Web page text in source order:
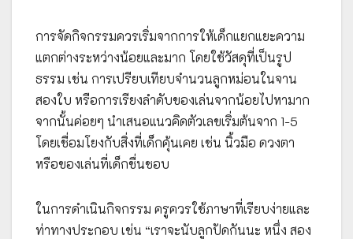
การจัดกิจกรรมควรเริ่มจากการให้เด็กแยกแยะความ
แตกต่างระหว่างน้อยและมาก โดยใช้วัสดุที่เป็นรูป
ธรรม เช่น การเปรียบเทียบจำนวนลูกหม่อนในจาน
สองใบ หรือการเรียงลำดับของเล่นจากน้อยไปหามาก
จากนั้นค่อยๆ นำเสนอแนวคิดตัวเลขเริ่มต้นจาก 1-5
โดยเชื่อมโยงกับสิ่งที่เด็กคุ้นเคย เช่น นิ้วมือ ดวงตา
หรือของเล่นที่เด็กชื่นชอบ
ในการดำเนินกิจกรรม ครูควรใช้ภาษาที่เรียบง่ายและ
ท่าทางประกอบ เช่น “เราจะนับลูกปัดกันนะ หนึ่ง สอง